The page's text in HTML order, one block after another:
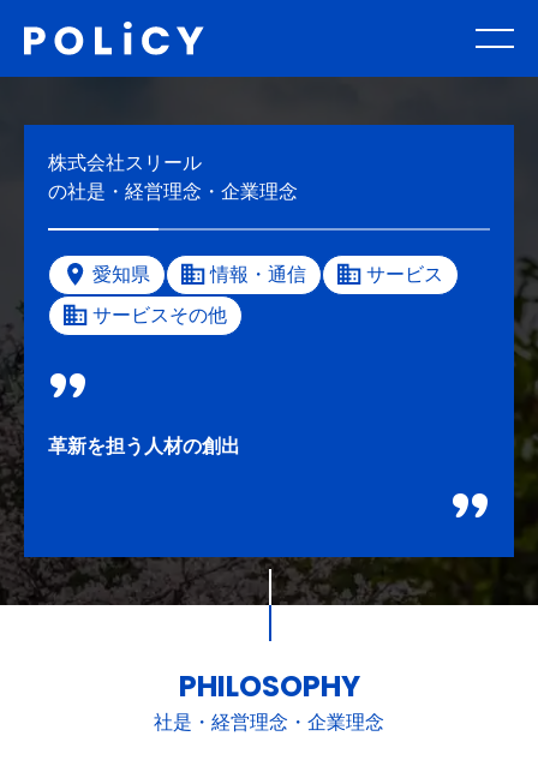
株式会社スリール
の社是・経営理念・企業理念
愛知県 情報・通信
サービス
サービスその他
革新を担う人材の創出
PHILOSOPHY
社是・経営理念・企業理念